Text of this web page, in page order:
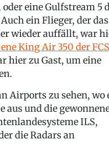
eine Gulfstream 5
ein Flieger, der das
wieder auffällt, war
King Air 350 der FCS
hier zu Gast, um eine
Airports zu sehen, wo
aus und die
ILS,
die Radars an